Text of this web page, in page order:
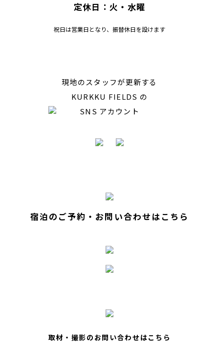
定休日：火・水曜
祝日は営業日となり、振替休日を設けます
現地のスタッフが更新する
KURKKU FIELDS の
SNS アカウント
宿泊のご予約・お問い合わせはこちら
取材・撮影のお問い合わせはこちら